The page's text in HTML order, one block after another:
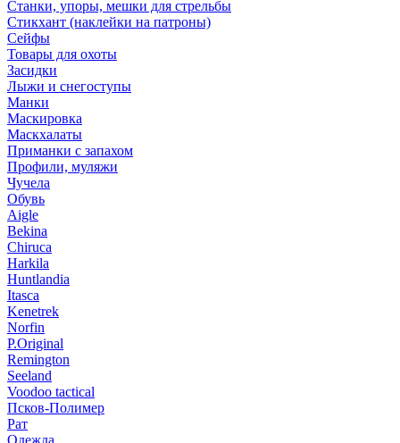
Станки, упоры, мешки для стрельбы
Стикхант (наклейки на патроны)
Сейфы
Товары для охоты
Засидки
Лыжи и снегоступы
Манки
Маскировка
Маскхалаты
Приманки с запахом
Профили, муляжи
Чучела
Обувь
Aigle
Bekina
Chiruсa
Harkila
Huntlandia
Itasca
Kenetrek
Norfin
P.Original
Remington
Seeland
Voodoo tactical
Псков-Полимер
Рат
Одежда